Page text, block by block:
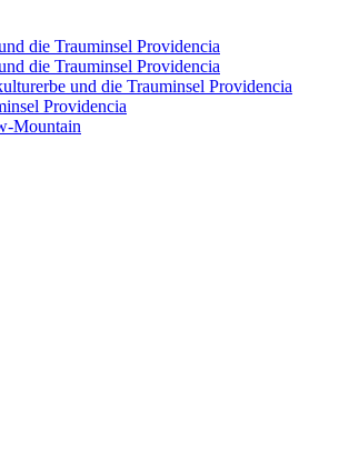
die Trauminsel Providencia
die Trauminsel Providencia
und die Trauminsel Providencia
Providencia
Mountain